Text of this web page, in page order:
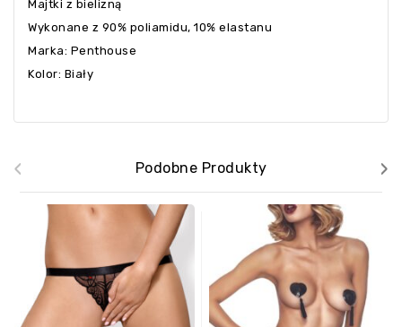
Majtki z bielizną
Wykonane z 90% poliamidu, 10% elastanu
Marka: Penthouse
Kolor: Biały
Podobne Produkty
‹ ›